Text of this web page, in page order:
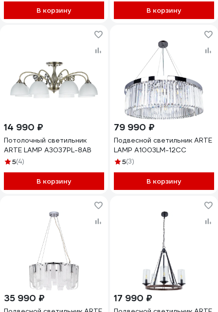
В корзину В корзину
14 990 ₽
Потолочный светильник
ARTE LAMP A3037PL-8AB
5(4)
В корзину
79 990 ₽
Подвесной светильник ARTE
LAMP A1003LM-12CC
5(3)
В корзину
35 990 ₽ 17 990 ₽